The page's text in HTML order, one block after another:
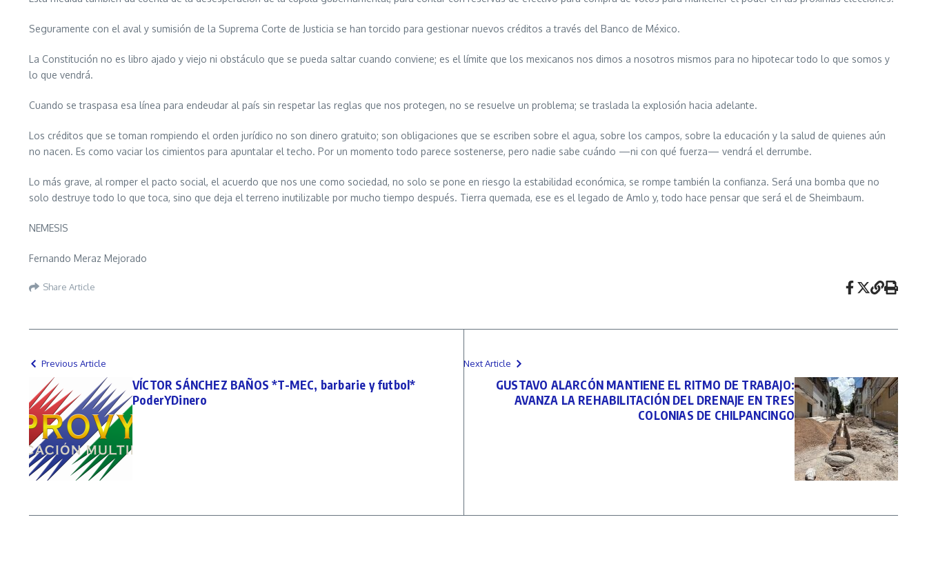
Seguramente con el aval y sumisión de la Suprema Corte de Justicia se han torcido para gestionar nuevos créditos a través del Banco de México.
La Constitución no es libro ajado y viejo ni obstáculo que se pueda saltar cuando conviene; es el límite que los mexicanos nos dimos a nosotros mismos para no hipotecar todo lo que somos y
lo que vendrá.
Cuando se traspasa esa línea para endeudar al país sin respetar las reglas que nos protegen, no se resuelve un problema; se traslada la explosión hacia adelante.
Los créditos que se toman rompiendo el orden jurídico no son dinero gratuito; son obligaciones que se escriben sobre el agua, sobre los campos, sobre la educación y la salud de quienes aún
no nacen. Es como vaciar los cimientos para apuntalar el techo. Por un momento todo parece sostenerse, pero nadie sabe cuándo —ni con qué fuerza— vendrá el derrumbe.
Lo más grave, al romper el pacto social, el acuerdo que nos une como sociedad, no solo se pone en riesgo la estabilidad económica, se rompe también la confianza. Será una bomba que no
solo destruye todo lo que toca, sino que deja el terreno inutilizable por mucho tiempo después. Tierra quemada, ese es el legado de Amlo y, todo hace pensar que será el de Sheimbaum.
NEMESIS
Fernando Meraz Mejorado
Share Article
Previous Article
VÍCTOR SÁNCHEZ BAÑOS *T-MEC, barbarie y futbol*
PoderYDinero
Next Article
GUSTAVO ALARCÓN MANTIENE EL RITMO DE TRABAJO:
AVANZA LA REHABILITACIÓN DEL DRENAJE EN TRES
COLONIAS DE CHILPANCINGO